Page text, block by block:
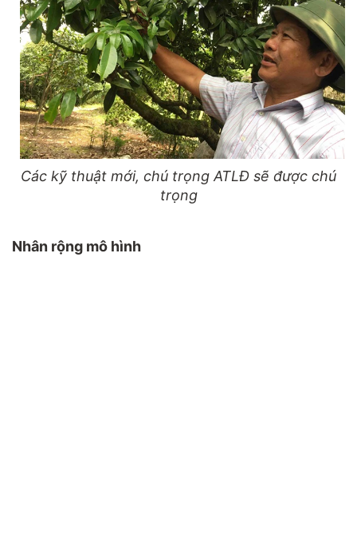
Các kỹ thuật mới, chú trọng ATLĐ sẽ được chú
trọng
Nhân rộng mô hình